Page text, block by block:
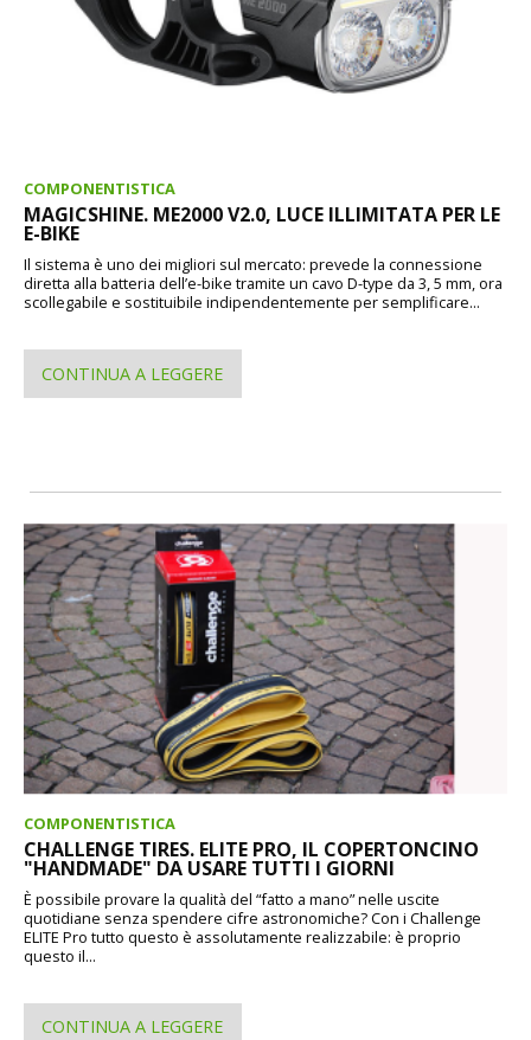
COMPONENTISTICA
MAGICSHINE. ME2000 V2.0, LUCE ILLIMITATA PER LE
E-BIKE
Il sistema è uno dei migliori sul mercato: prevede la connessione
diretta alla batteria dell’e-bike tramite un cavo D-type da 3, 5 mm, ora
scollegabile e sostituibile indipendentemente per semplificare...
CONTINUA A LEGGERE
COMPONENTISTICA
CHALLENGE TIRES. ELITE PRO, IL COPERTONCINO
"HANDMADE" DA USARE TUTTI I GIORNI
È possibile provare la qualità del “fatto a mano” nelle uscite
quotidiane senza spendere cifre astronomiche? Con i Challenge
ELITE Pro tutto questo è assolutamente realizzabile: è proprio
questo il...
CONTINUA A LEGGERE